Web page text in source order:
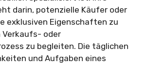
darin, potenzielle Käufer oder
exklusiven Eigenschaften zu
Verkaufs- oder
zu begleiten. Die täglichen
und Aufgaben eines